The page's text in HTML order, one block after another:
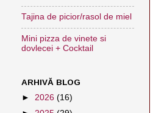
Tajina de picior/rasol de miel
Mini pizza de vinete si
dovlecei + Cocktail
ARHIVĂ BLOG
► 2026 (16)